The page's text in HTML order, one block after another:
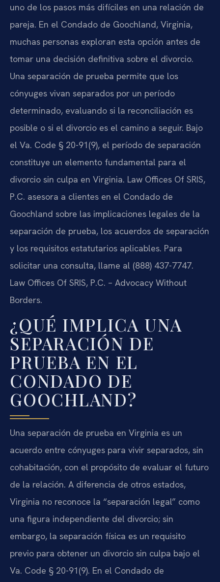
uno de los pasos más difíciles en una relación de
pareja. En el Condado de Goochland, Virginia,
muchas personas exploran esta opción antes de
tomar una decisión definitiva sobre el divorcio.
Una separación de prueba permite que los
cónyuges vivan separados por un período
determinado, evaluando si la reconciliación es
posible o si el divorcio es el camino a seguir. Bajo
el Va. Code § 20-91(9), el período de separación
constituye un elemento fundamental para el
divorcio sin culpa en Virginia. Law Offices Of SRIS,
P.C. asesora a clientes en el Condado de
Goochland sobre las implicaciones legales de la
separación de prueba, los acuerdos de separación
y los requisitos estatutarios aplicables. Para
solicitar una consulta, llame al (888) 437-7747.
Law Offices Of SRIS, P.C. – Advocacy Without
Borders.
¿QUÉ IMPLICA UNA
SEPARACIÓN DE
PRUEBA EN EL
CONDADO DE
GOOCHLAND?
Una separación de prueba en Virginia es un
acuerdo entre cónyuges para vivir separados, sin
cohabitación, con el propósito de evaluar el futuro
de la relación. A diferencia de otros estados,
Virginia no reconoce la “separación legal” como
una figura independiente del divorcio; sin
embargo, la separación física es un requisito
previo para obtener un divorcio sin culpa bajo el
Va. Code § 20-91(9). En el Condado de